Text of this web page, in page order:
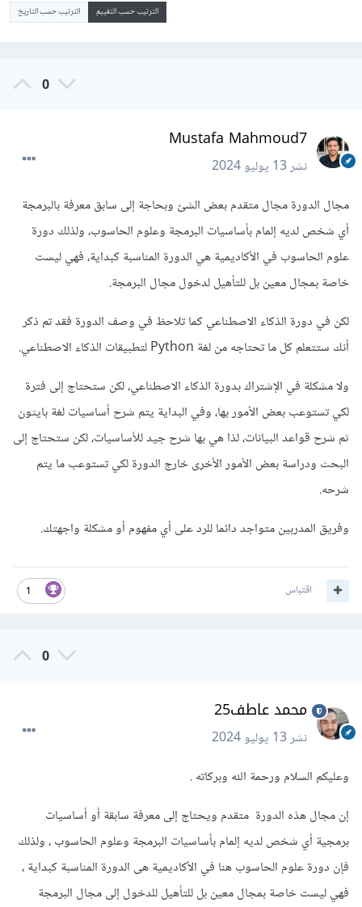
الترتيب حسب التقييم الترتيب حسب التاريخ
0
Mustafa Mahmoud7
نشر13 يوليو 2024
مجال الدورة مجال متقدم بعض الشئ وبحاجة إلى سابق معرفة بالبرمجة
أي شخص لديه إلمام بأساسيات البرمجة وعلوم الحاسوب، ولذلك دورة
علوم الحاسوب في الأكاديمية هي الدورة المناسبة كبداية، فهي ليست
خاصة بمجال معين بل للتأهيل لدخول مجال البرمجة.
لكن في دورة الذكاء الاصطناعي كما تلاحظ في وصف الدورة فقد تم ذكر
أنك ستتعلم كل ما تحتاجه من لغة Python لتطبيقات الذكاء الاصطناعي.
ولا مشكلة في الإشتراك بدورة الذكاء الاصطناعي، لكن ستحتاج إلى فترة
لكي تستوعب بعض الأمور بها، وفي البداية يتم شرح أساسيات لغة بايثون
ثم شرح قواعد البيانات، لذا هي بها شرح جيد للأساسيات، لكن ستحتاج إلى
البحث ودراسة بعض الأمور الأخرى خارج الدورة لكي تستوعب ما يتم
شرحه.
وفريق المدربين متواجد دائما للرد على أي مفهوم أو مشكلة واجهتك.
1 اقتباس
0
محمد عاطف25
نشر13 يوليو 2024
وعليكم السلام ورحمة الله وبركاته .
إن مجال هذه الدورة متقدم ويحتاج إلى معرفة سابقة أو أساسيات
برمجية أي شخص لديه إلمام بأساسيات البرمجة وعلوم الحاسوب ، ولذلك
فإن دورة علوم الحاسوب هنا في الأكاديمية هى الدورة المناسبة كبداية ،
فهي ليست خاصة بمجال معين بل للتأهيل للدخول إلى مجال البرمجة